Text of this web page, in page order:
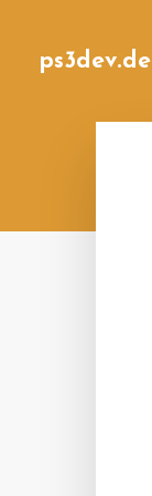
ps3dev.de